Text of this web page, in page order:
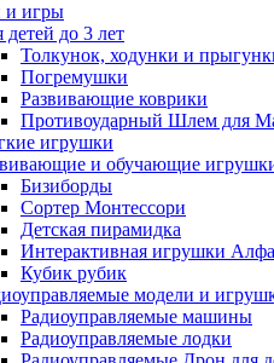
и игры
детей до 3 лет
Толкунок, ходунки и
Погремушки
Развивающие коврики
Противоударный Шлем для
игрушки
и обучающие
Бизиборды
Сортер Монтессори
Детская пирамидка
Интерактивная игрушки
Кубик рубик
модели и
Радиоуправляемые машины
Радиоуправляемые лодки